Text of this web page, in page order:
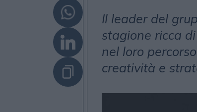
Il leader del
stagione ricca
nel loro
creatività e